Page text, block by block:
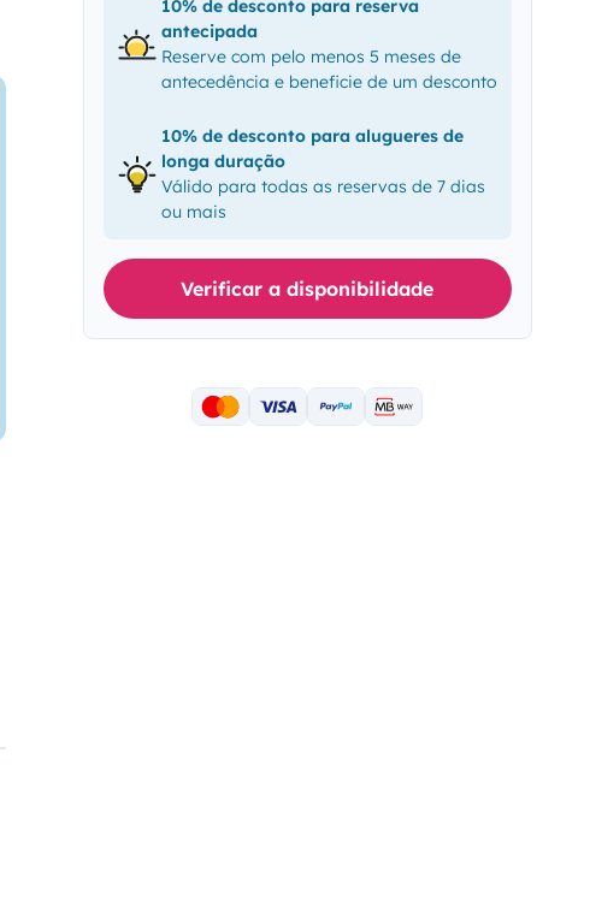
10% de desconto para reserva
antecipada
Reserve com pelo menos 5 meses de
antecedência e beneficie de um desconto
10% de desconto para alugueres de
longa duração
Válido para todas as reservas de 7 dias
ou mais
Verificar a disponibilidade